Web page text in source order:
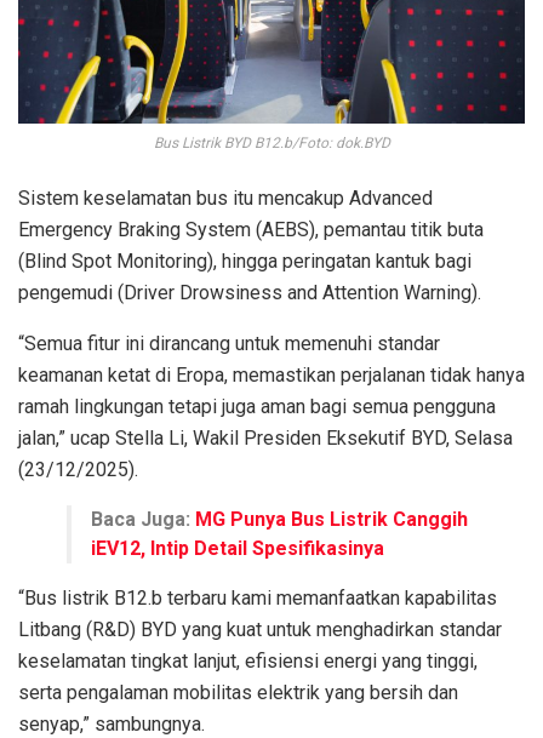
Bus Listrik BYD B12.b/Foto: dok.BYD
Sistem keselamatan bus itu mencakup Advanced
Emergency Braking System (AEBS), pemantau titik buta
(Blind Spot Monitoring), hingga peringatan kantuk bagi
pengemudi (Driver Drowsiness and Attention Warning).
“Semua fitur ini dirancang untuk memenuhi standar
keamanan ketat di Eropa, memastikan perjalanan tidak hanya
ramah lingkungan tetapi juga aman bagi semua pengguna
jalan,” ucap Stella Li, Wakil Presiden Eksekutif BYD, Selasa
(23/12/2025).
Baca Juga: MG Punya Bus Listrik Canggih
iEV12, Intip Detail Spesifikasinya
“Bus listrik B12.b terbaru kami memanfaatkan kapabilitas
Litbang (R&D) BYD yang kuat untuk menghadirkan standar
keselamatan tingkat lanjut, efisiensi energi yang tinggi,
serta pengalaman mobilitas elektrik yang bersih dan
senyap,” sambungnya.